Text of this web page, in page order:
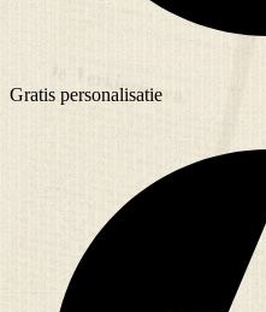
Gratis personalisatie